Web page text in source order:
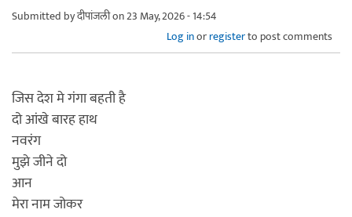
Submitted byदीपांजलीon 23 May, 2026 - 14:54
Log inorregisterto post comments
जिस देश मे गंगा बहती है
दो आंखे बारह हाथ
नवरंग
मुझे जीने दो
आन
मेरा नाम जोकर